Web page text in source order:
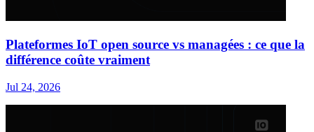
Plateformes IoT open source vs managées : ce que la
différence coûte vraiment
Jul 24, 2026